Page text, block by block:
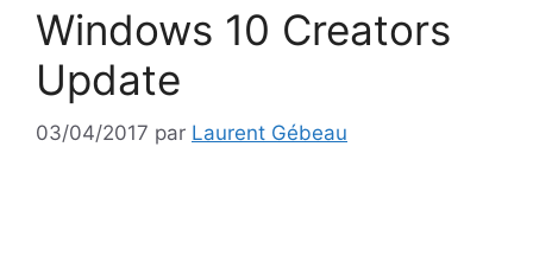
Windows 10 Creators
Update
03/04/2017 par Laurent Gébeau